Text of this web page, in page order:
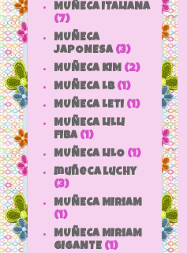
MUÑECA ITALIANA
(7)
MUÑECA
JAPONESA (3)
MUÑECA KIM (2)
MUÑECA LB (1)
MUÑECA LETI (1)
MUÑECA LILLI
FIBA (1)
MUÑECA LILO (1)
muñeca luchy
(3)
MUÑECA MIRIAM
(1)
MUÑECA MIRIAM
GIGANTE (1)